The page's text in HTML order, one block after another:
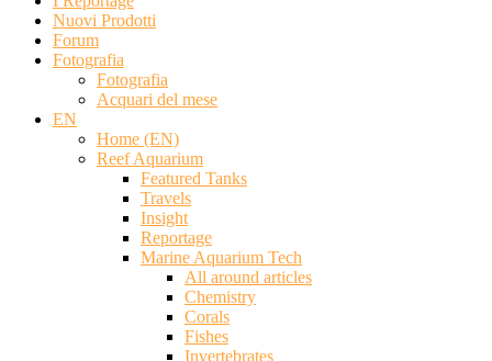
Nuovi Prodotti
Forum
Fotografia
Fotografia
Acquari del mese
EN
Home (EN)
Reef Aquarium
Featured Tanks
Travels
Insight
Reportage
Marine Aquarium Tech
All around articles
Chemistry
Corals
Fishes
Invertebrates